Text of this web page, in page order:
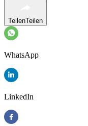
TeilenTeilen
WhatsApp
LinkedIn